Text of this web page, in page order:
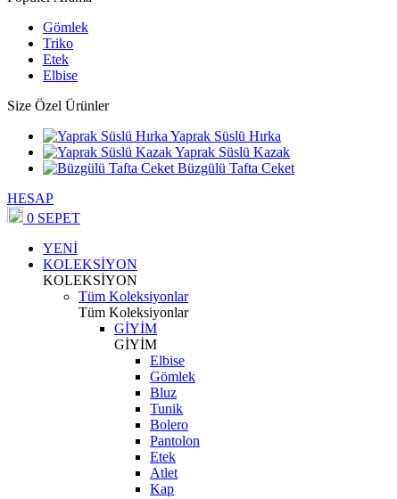
Gömlek
Triko
Etek
Elbise
Size Özel Ürünler
Yaprak Süslü Hırka
Yaprak Süslü Kazak
Büzgülü Tafta Ceket
HESAP
0 SEPET
YENİ
KOLEKSİYON
KOLEKSİYON
Tüm Koleksiyonlar
Tüm Koleksiyonlar
GİYİM
GİYİM
Elbise
Gömlek
Bluz
Tunik
Bolero
Pantolon
Etek
Atlet
Kap